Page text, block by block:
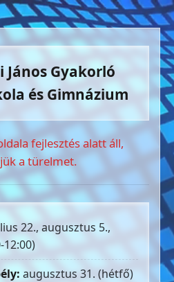
János Gyakorló
és Gimnázium
fejlesztés alatt áll,
a türelmet.
22., augusztus 5.,
12:00)
augusztus 31. (hétfő)